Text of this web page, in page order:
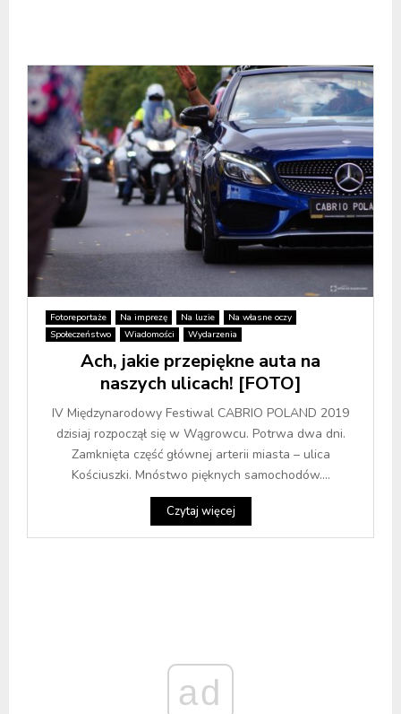
Fotoreportaże Na imprezę Na luzie
Na własne oczy
Społeczeństwo
Wiadomości Wydarzenia
Ach, jakie przepiękne auta na
naszych ulicach! [FOTO]
IV Międzynarodowy Festiwal CABRIO POLAND 2019
dzisiaj rozpoczął się w Wągrowcu. Potrwa dwa dni.
Zamknięta część głównej arterii miasta – ulica
Kościuszki. Mnóstwo pięknych samochodów....
Czytaj więcej
ad